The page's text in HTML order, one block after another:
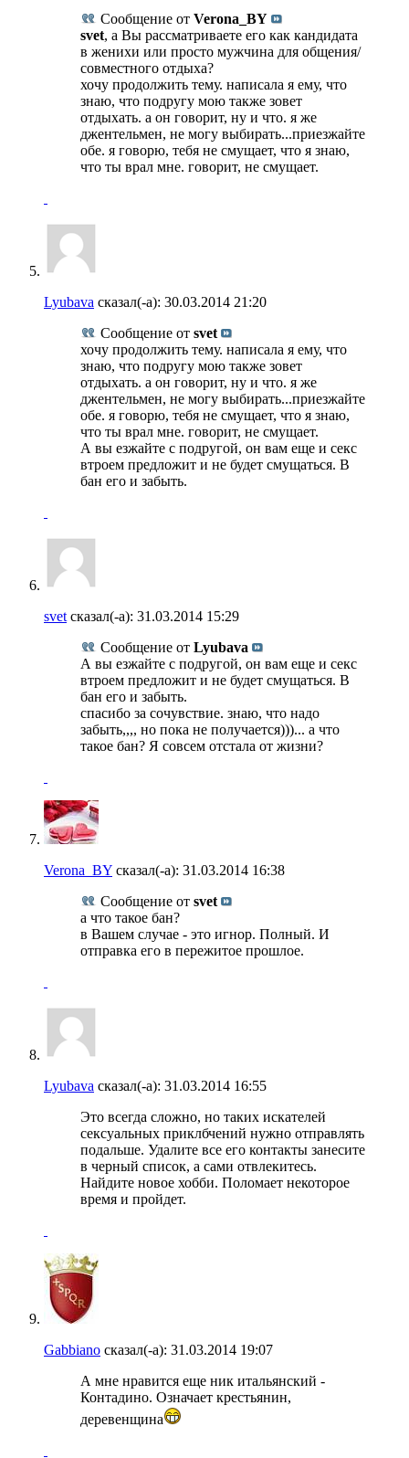
Сообщение от Verona_BY
svet, а Вы рассматриваете его как кандидата
в женихи или просто мужчина для общения/
совместного отдыха?
хочу продолжить тему. написала я ему, что
знаю, что подругу мою также зовет
отдыхать. а он говорит, ну и что. я же
джентельмен, не могу выбирать...приезжайте
обе. я говорю, тебя не смущает, что я знаю,
что ты врал мне. говорит, не смущает.
Lyubava сказал(-а): 30.03.2014 21:20
Сообщение от svet
хочу продолжить тему. написала я ему, что
знаю, что подругу мою также зовет
отдыхать. а он говорит, ну и что. я же
джентельмен, не могу выбирать...приезжайте
обе. я говорю, тебя не смущает, что я знаю,
что ты врал мне. говорит, не смущает.
А вы езжайте с подругой, он вам еще и секс
втроем предложит и не будет смущаться. В
бан его и забыть.
svet сказал(-а): 31.03.2014 15:29
Сообщение от Lyubava
А вы езжайте с подругой, он вам еще и секс
втроем предложит и не будет смущаться. В
бан его и забыть.
спасибо за сочувствие. знаю, что надо
забыть,,,, но пока не получается)))... а что
такое бан? Я совсем отстала от жизни?
Verona_BY сказал(-а): 31.03.2014 16:38
Сообщение от svet
а что такое бан?
в Вашем случае - это игнор. Полный. И
отправка его в пережитое прошлое.
Lyubava сказал(-а): 31.03.2014 16:55
Это всегда сложно, но таких искателей
сексуальных приклбчений нужно отправлять
подальше. Удалите все его контакты занесите
в черный список, а сами отвлекитесь.
Найдите новое хобби. Поломает некоторое
время и пройдет.
Gabbiano сказал(-а): 31.03.2014 19:07
А мне нравится еще ник итальянский -
Контадино. Означает крестьянин,
деревенщина